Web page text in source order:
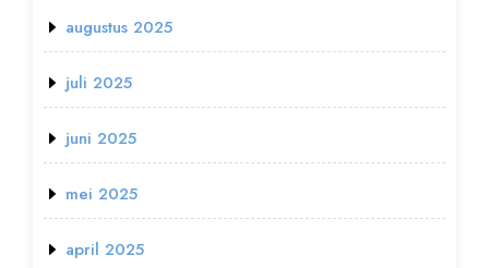
augustus 2025
juli 2025
juni 2025
mei 2025
april 2025